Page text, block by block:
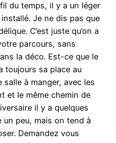
fil du temps, il y a un léger
Je ne dis pas que
C’est juste qu’on a
parcours, sans
la déco. Est-ce que le
toujours sa place au
à manger, avec les
et le même chemin de
il y a quelques
un peu, mais on tend à
Demandez vous